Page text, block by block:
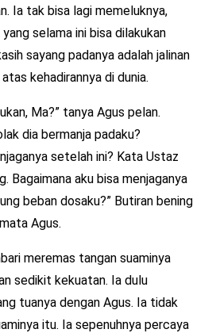
Ia tak bisa lagi memeluknya,
selama ini bisa dilakukan
sayang padanya adalah jalinan
kehadirannya di dunia.
Ma?” tanya Agus pelan.
dia bermanja padaku?
setelah ini? Kata Ustaz
Bagaimana aku bisa menjaganya
beban dosaku?” Butiran bening
Agus.
meremas tangan suaminya
sedikit kekuatan. Ia dulu
tuanya dengan Agus. Ia tidak
itu. Ia sepenuhnya percaya